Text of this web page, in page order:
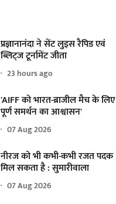
प्रज्ञानानंदा ने सेंट लुइस रैपिड एवं
ब्लिट्ज टूर्नामेंट जीता
23 hours ago
'AIFF को भारत-ब्राजील मैच के लिए
पूर्ण समर्थन का आश्वासन'
07 Aug 2026
नीरज को भी कभी-कभी रजत पदक
मिल सकता है : सुमारीवाला
07 Aug 2026